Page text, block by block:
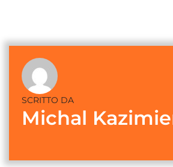
SCRITTO DA
Michal